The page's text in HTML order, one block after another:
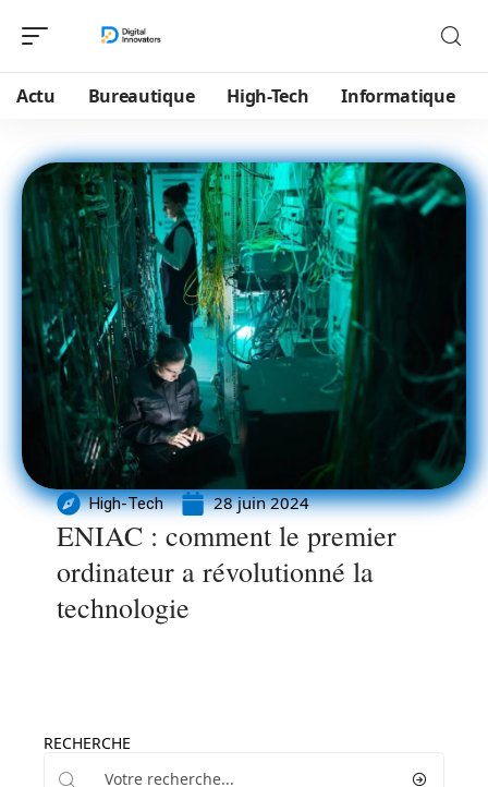
Actu Bureautique High-Tech Informatique
High-Tech 28 juin 2024
ENIAC : comment le premier
ordinateur a révolutionné la
technologie
RECHERCHE